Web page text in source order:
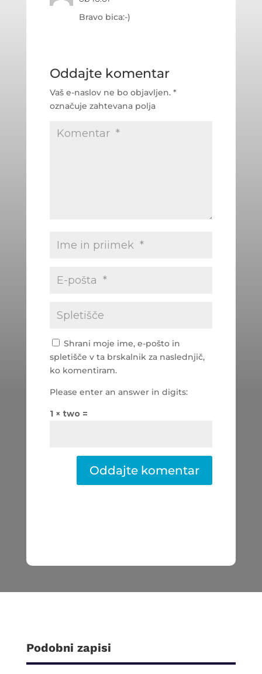
Bravo bica:-)
Oddajte komentar
Vaš e-naslov ne bo objavljen. *
označuje zahtevana polja
Shrani moje ime, e-pošto in
spletišče v ta brskalnik za naslednjič,
ko komentiram.
Please enter an answer in digits:
1 × two =
Oddajte komentar
Podobni zapisi